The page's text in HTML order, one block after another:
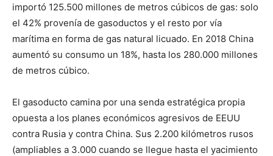
importó 125.500 millones de metros cúbicos de gas: solo
el 42% provenía de gasoductos y el resto por vía
marítima en forma de gas natural licuado. En 2018 China
aumentó su consumo un 18%, hasta los 280.000 millones
de metros cúbico.
El gasoducto camina por una senda estratégica propia
opuesta a los planes económicos agresivos de EEUU
contra Rusia y contra China. Sus 2.200 kilómetros rusos
(ampliables a 3.000 cuando se llegue hasta el yacimiento